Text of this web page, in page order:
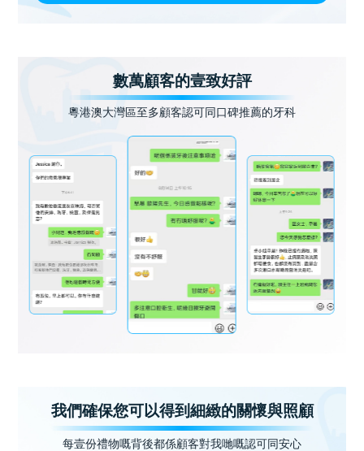
數萬顧客的壹致好評
粵港澳大灣區至多顧客認可同口碑推薦的牙科
我們確保您可以得到細緻的關懷與照顧
每壹份禮物嘅背後都係顧客對我哋嘅認可同安心